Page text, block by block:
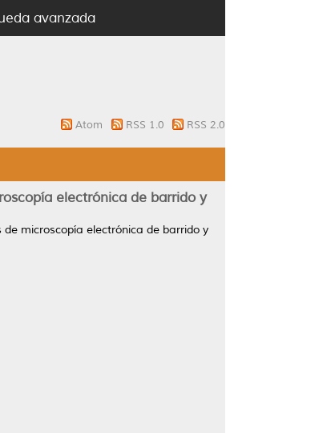
avanzada
Atom RSS 1.0 RSS 2.0
electrónica de barrido y
microscopía electrónica de barrido y